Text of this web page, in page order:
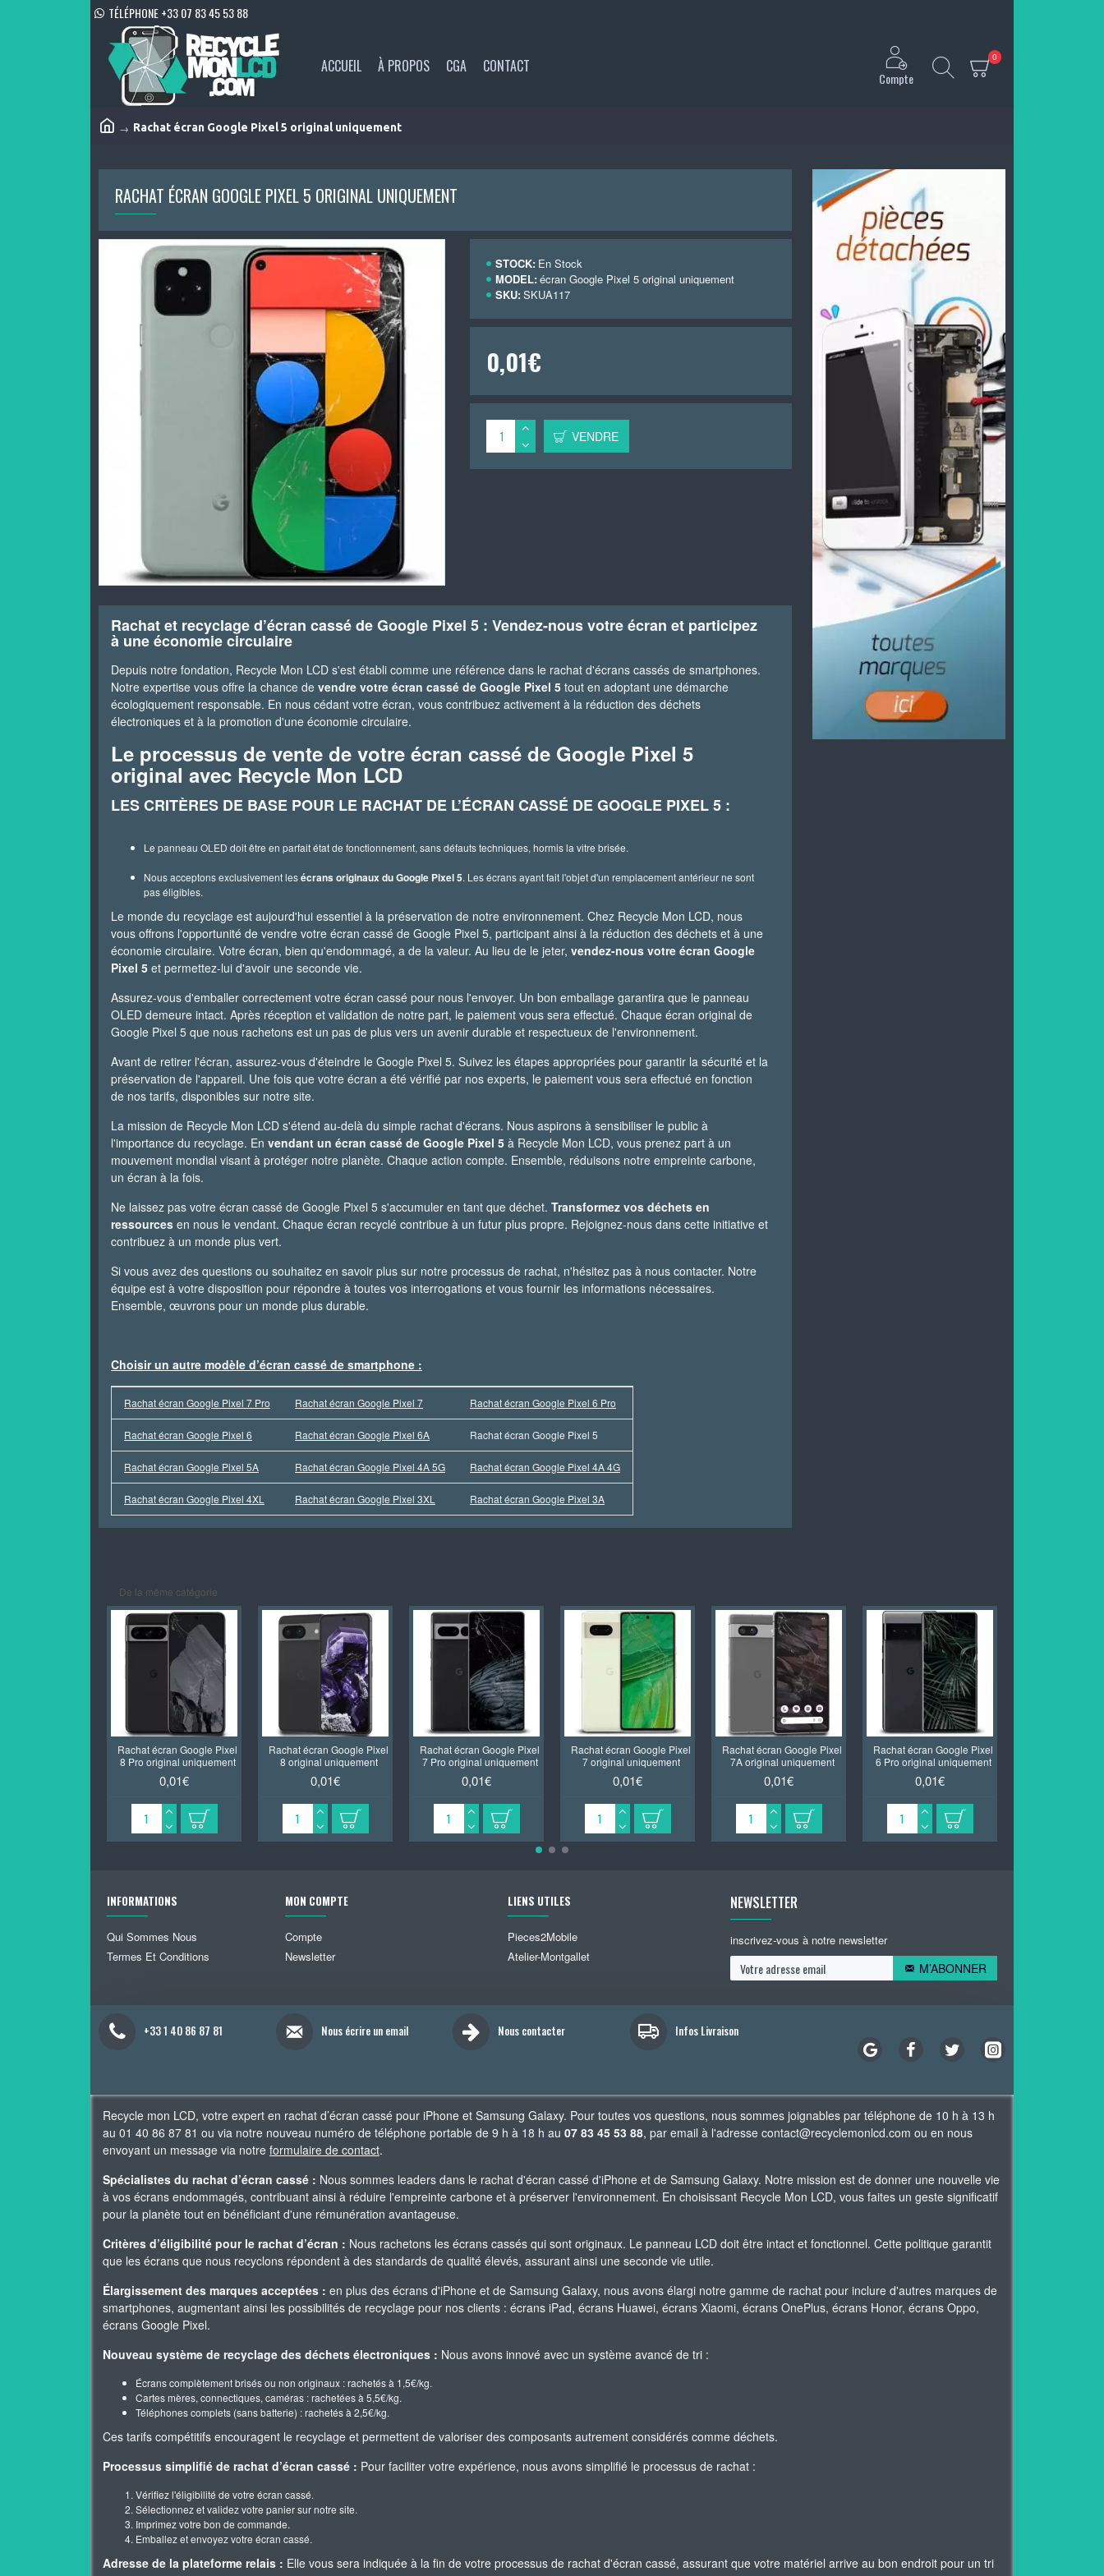
TÉLÉPHONE +33 07 83 45 53 88
ACCUEIL À PROPOS CGA CONTACT
Compte
0
Rachat écran Google Pixel 5 original uniquement
RACHAT ÉCRAN GOOGLE PIXEL 5 ORIGINAL UNIQUEMENT
STOCK: En Stock
MODEL:écran Google Pixel 5 original uniquement
SKU:SKUA117
0,01€
VENDRE
Rachat et recyclage d’écran cassé de Google Pixel 5 : Vendez-nous votre écran et participez
à une économie circulaire
Depuis notre fondation, Recycle Mon LCD s'est établi comme une référence dans le rachat d'écrans cassés de smartphones.
Notre expertise vous offre la chance de vendre votre écran cassé de Google Pixel 5 tout en adoptant une démarche
écologiquement responsable. En nous cédant votre écran, vous contribuez activement à la réduction des déchets
électroniques et à la promotion d'une économie circulaire.
Le processus de vente de votre écran cassé de Google Pixel 5
original avec Recycle Mon LCD
LES CRITÈRES DE BASE POUR LE RACHAT DE L’ÉCRAN CASSÉ DE GOOGLE PIXEL 5 :
Le panneau OLED doit être en parfait état de fonctionnement, sans défauts techniques, hormis la vitre brisée.
Nous acceptons exclusivement lesécrans originaux du Google Pixel 5. Les écrans ayant fait l'objet d'un remplacement antérieur ne sont
pas éligibles.
Le monde du recyclage est aujourd'hui essentiel à la préservation de notre environnement. Chez Recycle Mon LCD, nous
vous offrons l'opportunité de vendre votre écran cassé de Google Pixel 5, participant ainsi à la réduction des déchets et à une
économie circulaire. Votre écran, bien qu'endommagé, a de la valeur. Au lieu de le jeter, vendez-nous votre écran Google
Pixel 5 et permettez-lui d'avoir une seconde vie.
Assurez-vous d'emballer correctement votre écran cassé pour nous l'envoyer. Un bon emballage garantira que le panneau
OLED demeure intact. Après réception et validation de notre part, le paiement vous sera effectué. Chaque écran original de
Google Pixel 5 que nous rachetons est un pas de plus vers un avenir durable et respectueux de l'environnement.
Avant de retirer l'écran, assurez-vous d'éteindre le Google Pixel 5. Suivez les étapes appropriées pour garantir la sécurité et la
préservation de l'appareil. Une fois que votre écran a été vérifié par nos experts, le paiement vous sera effectué en fonction
de nos tarifs, disponibles sur notre site.
La mission de Recycle Mon LCD s'étend au-delà du simple rachat d'écrans. Nous aspirons à sensibiliser le public à
l'importance du recyclage. En vendant un écran cassé de Google Pixel 5 à Recycle Mon LCD, vous prenez part à un
mouvement mondial visant à protéger notre planète. Chaque action compte. Ensemble, réduisons notre empreinte carbone,
un écran à la fois.
Ne laissez pas votre écran cassé de Google Pixel 5 s'accumuler en tant que déchet. Transformez vos déchets en
ressources en nous le vendant. Chaque écran recyclé contribue à un futur plus propre. Rejoignez-nous dans cette initiative et
contribuez à un monde plus vert.
Si vous avez des questions ou souhaitez en savoir plus sur notre processus de rachat, n'hésitez pas à nous contacter. Notre
équipe est à votre disposition pour répondre à toutes vos interrogations et vous fournir les informations nécessaires.
Ensemble, œuvrons pour un monde plus durable.
Choisir un autre modèle d’écran cassé de smartphone :
Rachat écran Google Pixel 7 Pro Rachat écran Google Pixel 7 Rachat écran Google Pixel 6 Pro
Rachat écran Google Pixel 6 Rachat écran Google Pixel 6A Rachat écran Google Pixel 5
Rachat écran Google Pixel 5A Rachat écran Google Pixel 4A 5G Rachat écran Google Pixel 4A 4G
Rachat écran Google Pixel 4XL Rachat écran Google Pixel 3XL Rachat écran Google Pixel 3A
De la même catégorie
Rachat écran Google Pixel
8 Pro original uniquement
0,01€
Rachat écran Google Pixel
8 original uniquement
0,01€
Rachat écran Google Pixel
7 Pro original uniquement
0,01€
Rachat écran Google Pixel
7 original uniquement
0,01€
Rachat écran Google Pixel
7A original uniquement
0,01€
Rachat écran Google Pixel
6 Pro original uniquement
0,01€
INFORMATIONS
Qui Sommes Nous
Termes Et Conditions
MON COMPTE
Compte
Newsletter
LIENS UTILES
Pieces2Mobile
Atelier-Montgallet
NEWSLETTER
inscrivez-vous à notre newsletter
M’ABONNER
+33 1 40 86 87 81 Nous écrire un email Nous contacter Infos Livraison
Recycle mon LCD, votre expert en rachat d’écran cassé pour iPhone et Samsung Galaxy. Pour toutes vos questions, nous sommes joignables par téléphone de 10 h à 13 h
au 01 40 86 87 81 ou via notre nouveau numéro de téléphone portable de 9 h à 18 h au 07 83 45 53 88, par email à l'adresse contact@recyclemonlcd.com ou en nous
envoyant un message via notre formulaire de contact.
Spécialistes du rachat d’écran cassé : Nous sommes leaders dans le rachat d'écran cassé d'iPhone et de Samsung Galaxy. Notre mission est de donner une nouvelle vie
à vos écrans endommagés, contribuant ainsi à réduire l'empreinte carbone et à préserver l'environnement. En choisissant Recycle Mon LCD, vous faites un geste significatif
pour la planète tout en bénéficiant d'une rémunération avantageuse.
Critères d’éligibilité pour le rachat d’écran : Nous rachetons les écrans cassés qui sont originaux. Le panneau LCD doit être intact et fonctionnel. Cette politique garantit
que les écrans que nous recyclons répondent à des standards de qualité élevés, assurant ainsi une seconde vie utile.
Élargissement des marques acceptées : en plus des écrans d'iPhone et de Samsung Galaxy, nous avons élargi notre gamme de rachat pour inclure d'autres marques de
smartphones, augmentant ainsi les possibilités de recyclage pour nos clients : écrans iPad, écrans Huawei, écrans Xiaomi, écrans OnePlus, écrans Honor, écrans Oppo,
écrans Google Pixel.
Nouveau système de recyclage des déchets électroniques : Nous avons innové avec un système avancé de tri :
Écrans complètement brisés ou non originaux : rachetés à 1,5€/kg.
Cartes mères, connectiques, caméras : rachetées à 5,5€/kg.
Téléphones complets (sans batterie) : rachetés à 2,5€/kg.
Ces tarifs compétitifs encouragent le recyclage et permettent de valoriser des composants autrement considérés comme déchets.
Processus simplifié de rachat d’écran cassé : Pour faciliter votre expérience, nous avons simplifié le processus de rachat :
Vérifiez l'éligibilité de votre écran cassé.
Sélectionnez et validez votre panier sur notre site.
Imprimez votre bon de commande.
Emballez et envoyez votre écran cassé.
Adresse de la plateforme relais : Elle vous sera indiquée à la fin de votre processus de rachat d'écran cassé, assurant que votre matériel arrive au bon endroit pour un tri